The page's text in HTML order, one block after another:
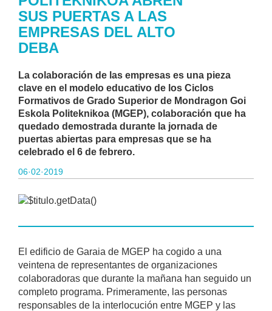
SUS PUERTAS A LAS
EMPRESAS DEL ALTO
DEBA
La colaboración de las empresas es una pieza
clave en el modelo educativo de los Ciclos
Formativos de Grado Superior de Mondragon Goi
Eskola Politeknikoa (MGEP), colaboración que ha
quedado demostrada durante la jornada de
puertas abiertas para empresas que se ha
celebrado el 6 de febrero.
06·02·2019
El edificio de Garaia de MGEP ha cogido a una
veintena de representantes de organizaciones
colaboradoras que durante la mañana han seguido un
completo programa. Primeramente, las personas
responsables de la interlocución entre MGEP y las